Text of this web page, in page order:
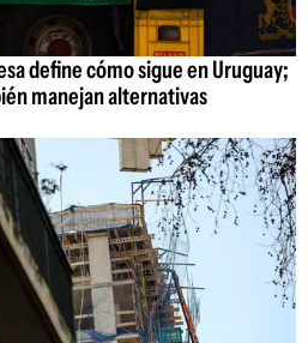
define cómo sigue en Uruguay;
manejan alternativas